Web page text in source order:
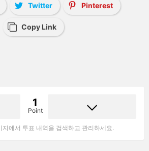
Twitter Pinterest
Copy Link
1
Point
지에서 투표 내역을 검색하고 관리하세요.